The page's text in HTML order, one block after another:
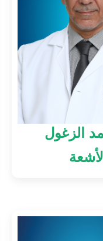
الزغول
الأشعة